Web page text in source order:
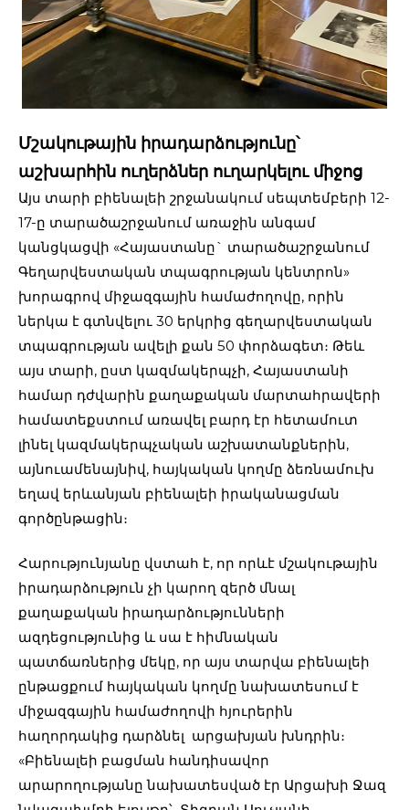
Մշակութային իրադարձությունը՝
աշխարհին ուղերձներ ուղարկելու միջոց
Այս տարի բիենալեի շրջանակում սեպտեմբերի 12-
17-ը տարածաշրջանում առաջին անգամ
կանցկացվի «Հայաստանը` տարածաշրջանում
Գեղարվեստական տպագրության կենտրոն»
խորագրով միջազգային համաժողովը, որին
ներկա է գտնվելու 30 երկրից գեղարվեստական
տպագրության ավելի քան 50 փորձագետ։ Թեև
այս տարի, ըստ կազմակերպչի, Հայաստանի
համար դժվարին քաղաքական մարտահրավերի
համատեքստում առավել բարդ էր հետամուտ
լինել կազմակերպչական աշխատանքներին,
այնուամենայնիվ, հայկական կողմը ձեռնամուխ
եղավ երևանյան բիենալեի իրականացման
գործընթացին։
Հարությունյանը վստահ է, որ որևէ մշակութային
իրադարձություն չի կարող զերծ մնալ
քաղաքական իրադարձությունների
ազդեցությունից և սա է հիմնական
պատճառներից մեկը, որ այս տարվա բիենալեի
ընթացքում հայկական կողմը նախատեսում է
միջազգային համաժողովի հյուրերին
հաղորդակից դարձնել արցախյան խնդրին։
«Բիենալեի բացման հանդիսավոր
արարողությանը նախատեսված էր Արցախի Ջազ